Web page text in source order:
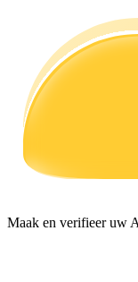
Futures-startgids
Maak en verifieer uw